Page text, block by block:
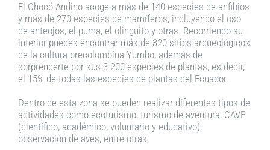
El Chocó Andino acoge a más de 140 especies de anfibios
y más de 270 especies de mamíferos, incluyendo el oso
de anteojos, el puma, el olinguito y otras. Recorriendo su
interior puedes encontrar más de 320 sitios arqueológicos
de la cultura precolombina Yumbo, además de
sorprenderte por sus 3 200 especies de plantas, es decir,
el 15% de todas las especies de plantas del Ecuador.
Dentro de esta zona se pueden realizar diferentes tipos de
actividades como ecoturismo, turismo de aventura, CAVE
(científico, académico, voluntario y educativo),
observación de aves, entre otras.